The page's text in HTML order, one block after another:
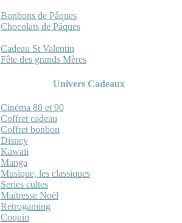
Bonbons de Pâques
Chocolats de Pâques
Cadeau St Valentin
Fête des grands Mères
Univers Cadeaux
Cinéma 80 et 90
Coffret cadeau
Coffret bonbon
Disney
Kawaii
Manga
Musique, les classiques
Series cultes
Maitresse Noël
Retrogaming
Coquin